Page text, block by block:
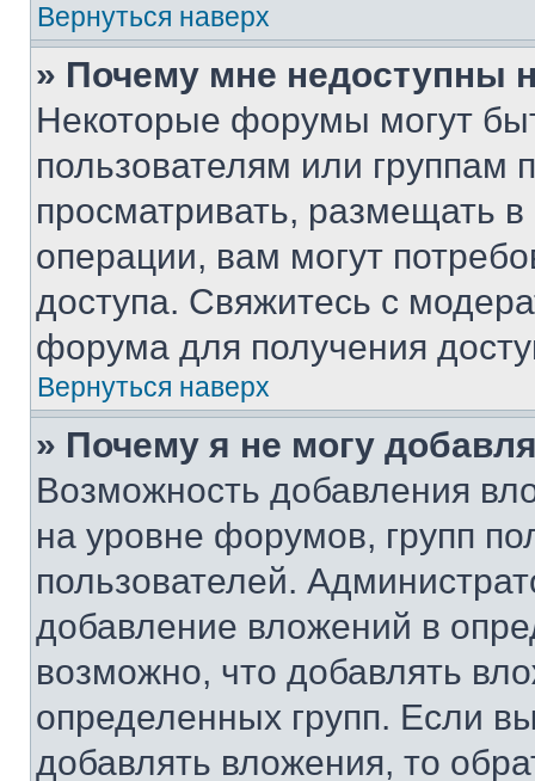
Вернуться наверх
» Почему мне недоступны
Некоторые форумы могут
пользователям или группам
просматривать, размещать
операции, вам могут
доступа. Свяжитесь с
форума для получения
Вернуться наверх
» Почему я не могу
Возможность добавления
на уровне форумов, групп
пользователей.
добавление вложений в
возможно, что добавлять
определенных групп. Если
добавлять вложения, то